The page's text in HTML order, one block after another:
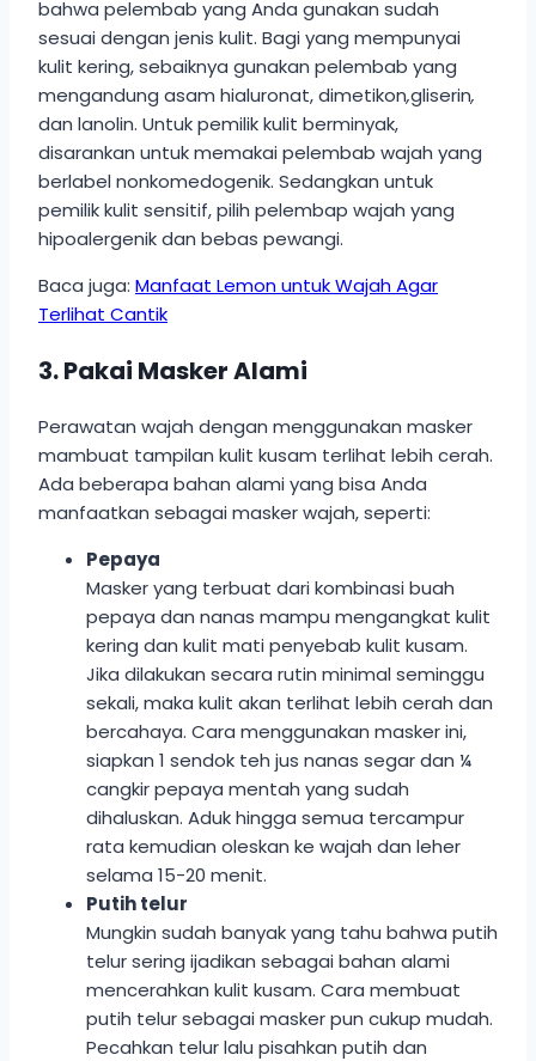
bahwa pelembab yang Anda gunakan sudah
sesuai dengan jenis kulit. Bagi yang mempunyai
kulit kering, sebaiknya gunakan pelembab yang
mengandung asam hialuronat, dimetikon,gliserin,
dan lanolin. Untuk pemilik kulit berminyak,
disarankan untuk memakai pelembab wajah yang
berlabel nonkomedogenik. Sedangkan untuk
pemilik kulit sensitif, pilih pelembap wajah yang
hipoalergenik dan bebas pewangi.
Baca juga: Manfaat Lemon untuk Wajah Agar
Terlihat Cantik
3. Pakai Masker Alami
Perawatan wajah dengan menggunakan masker
mambuat tampilan kulit kusam terlihat lebih cerah.
Ada beberapa bahan alami yang bisa Anda
manfaatkan sebagai masker wajah, seperti:
Pepaya
Masker yang terbuat dari kombinasi buah
pepaya dan nanas mampu mengangkat kulit
kering dan kulit mati penyebab kulit kusam.
Jika dilakukan secara rutin minimal seminggu
sekali, maka kulit akan terlihat lebih cerah dan
bercahaya. Cara menggunakan masker ini,
siapkan 1 sendok teh jus nanas segar dan ¼
cangkir pepaya mentah yang sudah
dihaluskan. Aduk hingga semua tercampur
rata kemudian oleskan ke wajah dan leher
selama 15-20 menit.
Putih telur
Mungkin sudah banyak yang tahu bahwa putih
telur sering ijadikan sebagai bahan alami
mencerahkan kulit kusam. Cara membuat
putih telur sebagai masker pun cukup mudah.
Pecahkan telur lalu pisahkan putih dan